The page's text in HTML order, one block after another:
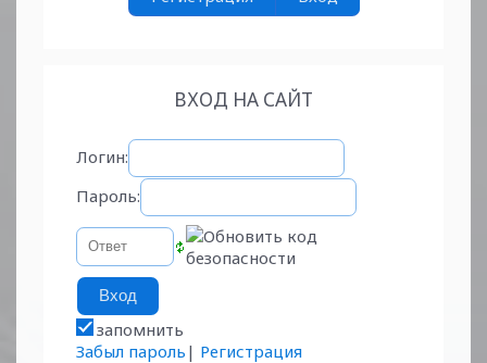
ВХОД НА САЙТ
Логин:
Пароль:
запомнить
Забыл пароль | Регистрация